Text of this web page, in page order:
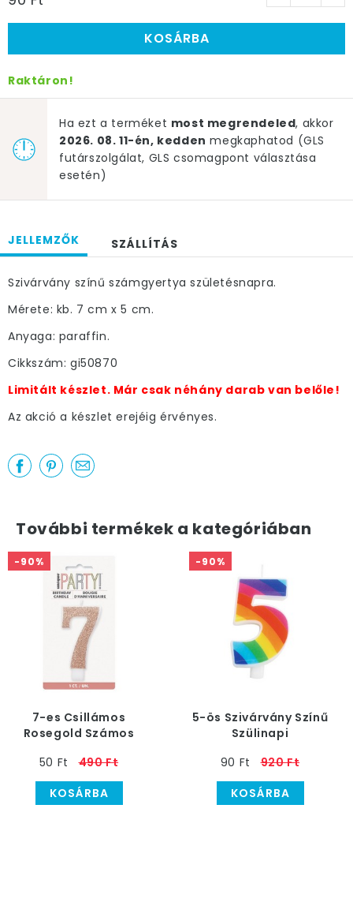
KOSÁRBA
Raktáron!
Ha ezt a terméket most megrendeled, akkor
2026. 08. 11-én, kedden megkaphatod (GLS
futárszolgálat, GLS csomagpont választása
esetén)
JELLEMZŐK SZÁLLÍTÁS
Szivárvány színű számgyertya születésnapra.
Mérete: kb. 7 cm x 5 cm.
Anyaga: paraffin.
Cikkszám: gi50870
Limitált készlet. Már csak néhány darab van belőle!
Az akció a készlet erejéig érvényes.
További termékek a kategóriában
-90%
7-es Csillámos
Rosegold Számos
50 Ft
490 Ft
KOSÁRBA
-90%
5-ös Szivárvány Színű
Szülinapi
90 Ft
920 Ft
KOSÁRBA